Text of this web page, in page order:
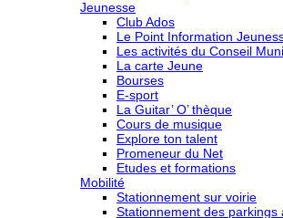
Jeunesse
Club Ados
Le Point Information
Les activités du Conseil
La carte Jeune
Bourses
E-sport
La Guitar’ O’ thèque
Cours de musique
Explore ton talent
Promeneur du Net
Etudes et formations
Mobilité
Stationnement sur voirie
Stationnement des parkings